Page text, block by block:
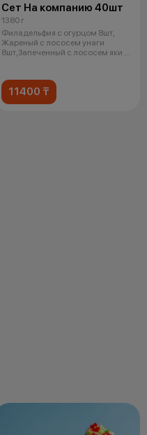
Сет На компанию 40шт
1380 г
Филадельфия с огурцом 8шт,
Жареный с лососем унаги
8шт,Запеченный с лососем яки и
11400 ₸